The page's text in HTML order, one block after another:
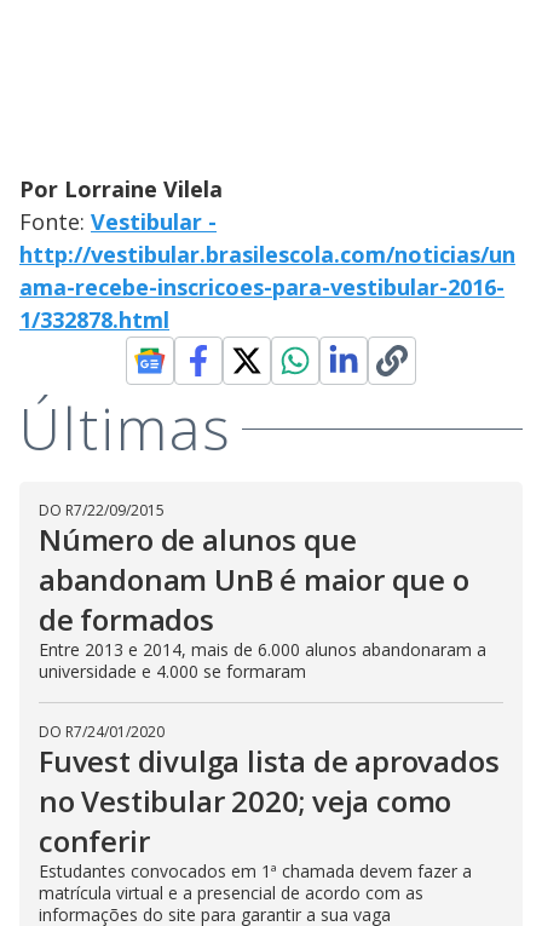
Por Lorraine Vilela
Fonte: Vestibular -
http://vestibular.brasilescola.com/noticias/un
ama-recebe-inscricoes-para-vestibular-2016-
1/332878.html
Últimas
DO R7/22/09/2015
Número de alunos que
abandonam UnB é maior que o
de formados
Entre 2013 e 2014, mais de 6.000 alunos abandonaram a
universidade e 4.000 se formaram
DO R7/24/01/2020
Fuvest divulga lista de aprovados
no Vestibular 2020; veja como
conferir
Estudantes convocados em 1ª chamada devem fazer a
matrícula virtual e a presencial de acordo com as
informações do site para garantir a sua vaga